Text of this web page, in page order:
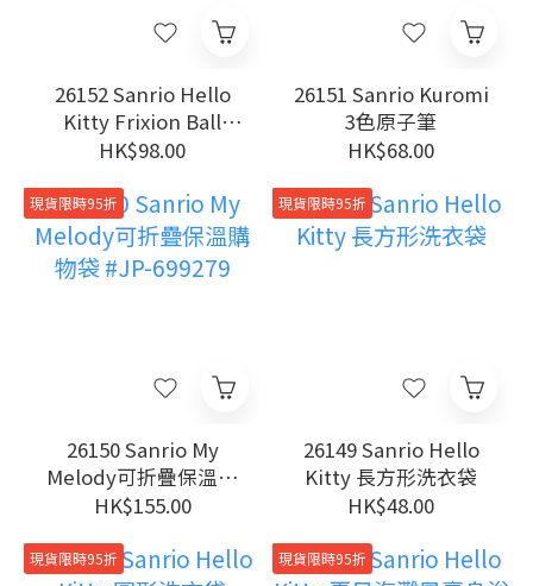
26152 Sanrio Hello
Kitty Frixion Ball
0.38MM 擦得甩三色原
HK$98.00
26151 Sanrio Kuromi
3色原子筆
HK$68.00
現貨限時95折
26150 Sanrio My
Melody可折疊保溫購
物袋 #JP-699279
HK$155.00
現貨限時95折
26149 Sanrio Hello
Kitty 長方形洗衣袋
HK$48.00
現貨限時95折 現貨限時95折